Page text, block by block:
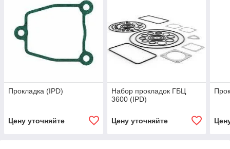
Прокладка (IPD)
Цену уточняйте
Набор прокладок ГБЦ
3600 (IPD)
Цену уточняйте